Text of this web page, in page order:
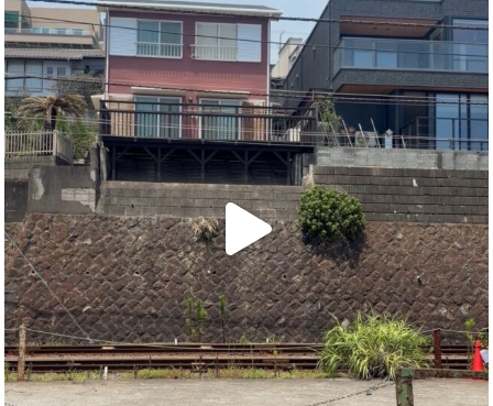
×
amasiaの最新記事とお得情報をお届け
スタッフブログの更新情報や、オーガニックコスメのお得な情報をメ
ールでお届けします。
メルマガ登録する
LINEでも最新情報を受け取る